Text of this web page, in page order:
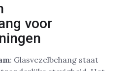
voor
: Glasvezelbehang staat